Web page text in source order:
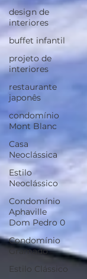
design de
interiores
buffet infantil
projeto de
interiores
restaurante
japonês
condomínio
Mont Blanc
Casa
Neoclássica
Estilo
Neoclássico
Condomínio
Aphaville
Dom Pedro 0
Condomínio
Gramado
Estilo Clássico